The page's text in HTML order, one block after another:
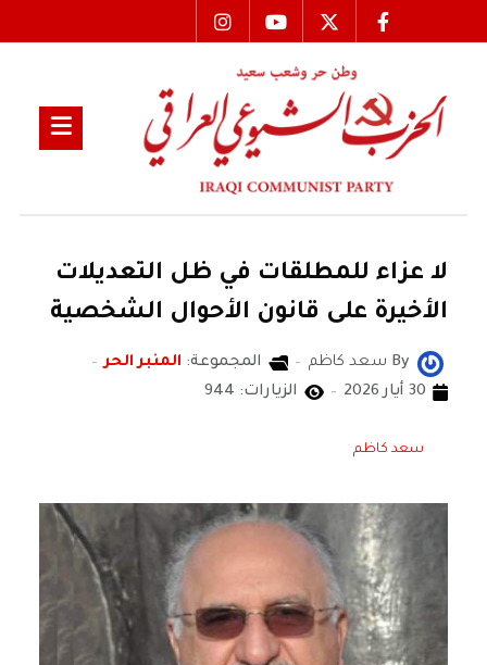
لا عزاء للمطلقات في ظل التعديلات
الأخيرة على قانون الأحوال الشخصية
By سعد كاظم المجموعة: المنبر الحر
30 أيار 2026
الزيارات: 944
سعد كاظم